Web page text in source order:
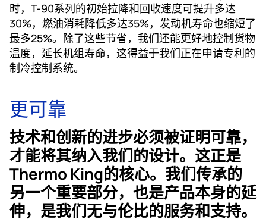
时，T-90系列的初始拉降和回收速度可提升多达
30%，燃油消耗降低多达35%，发动机寿命也缩短了
最多25%。除了这些节省，我们还能更好地控制货物
温度，延长机组寿命，这得益于我们正在申请专利的
制冷控制系统。
更可靠
技术和创新的进步必须被证明可靠，
才能将其纳入我们的设计。这正是
Thermo King的核心。我们传承的
另一个重要部分，也是产品本身的延
伸，是我们无与伦比的服务和支持。